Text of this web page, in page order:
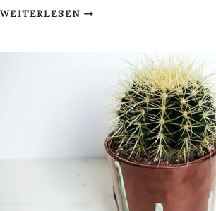
WEITERLESENBILDERRAHMEN-
KUPFERFARBE